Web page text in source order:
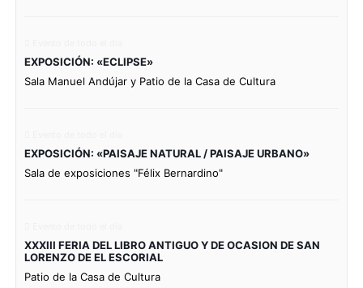
EXPOSICIÓN: «ECLIPSE»
Sala Manuel Andújar y Patio de la Casa de Cultura
EXPOSICIÓN: «PAISAJE NATURAL / PAISAJE URBANO»
Sala de exposiciones "Félix Bernardino"
XXXIII FERIA DEL LIBRO ANTIGUO Y DE OCASION DE SAN
LORENZO DE EL ESCORIAL
Patio de la Casa de Cultura